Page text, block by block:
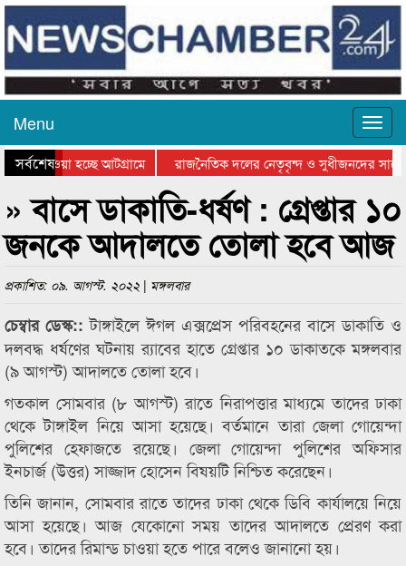
Menu
সর্বশেষ
যাওয়া হচ্ছে আটগ্রামে
রাজনৈতিক দলের নেতৃবৃন্দ ও সুধীজনদের সাথে
সিলেটে বাংলাদেশ গ্রুপ থিয়েটার
» বাসে ডাকাতি-ধর্ষণ : গ্রেপ্তার ১০
জনকে আদালতে তোলা হবে আজ
প্রকাশিত: ০৯. আগস্ট. ২০২২ | মঙ্গলবার
চেম্বার ডেস্ক::টাঙ্গাইলে ঈগল এক্সপ্রেস পরিবহনের বাসে ডাকাতি ও
দলবদ্ধ ধর্ষণের ঘটনায় র‌্যাবের হাতে গ্রেপ্তার ১০ ডাকাতকে মঙ্গলবার
(৯ আগস্ট) আদালতে তোলা হবে।
গতকাল সোমবার (৮ আগস্ট) রাতে নিরাপত্তার মাধ্যমে তাদের ঢাকা
থেকে টাঙ্গাইল নিয়ে আসা হয়েছে। বর্তমানে তারা জেলা গোয়েন্দা
পুলিশের হেফাজতে রয়েছে। জেলা গোয়েন্দা পুলিশের অফিসার
ইনচার্জ (উত্তর) সাজ্জাদ হোসেন বিষয়টি নিশ্চিত করেছেন।
তিনি জানান, সোমবার রাতে তাদের ঢাকা থেকে ডিবি কার্যালয়ে নিয়ে
আসা হয়েছে। আজ যেকোনো সময় তাদের আদালতে প্রেরণ করা
হবে। তাদের রিমান্ড চাওয়া হতে পারে বলেও জানানো হয়।